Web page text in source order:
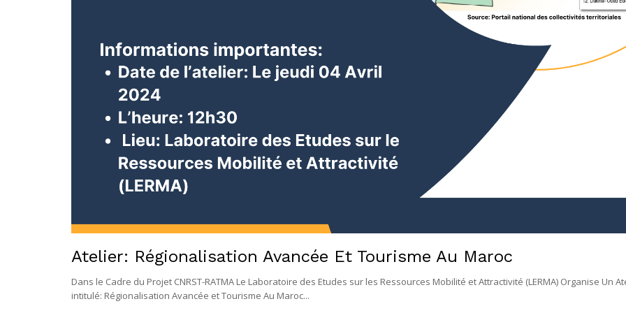
Atelier: Régionalisation Avancée Et Tourisme Au Maroc
Dans le Cadre du Projet CNRST-RATMA Le Laboratoire des Etudes sur les Ressources Mobilité et Attractivité (LERMA) Organise Un
intitulé: Régionalisation Avancée et Tourisme Au Maroc...